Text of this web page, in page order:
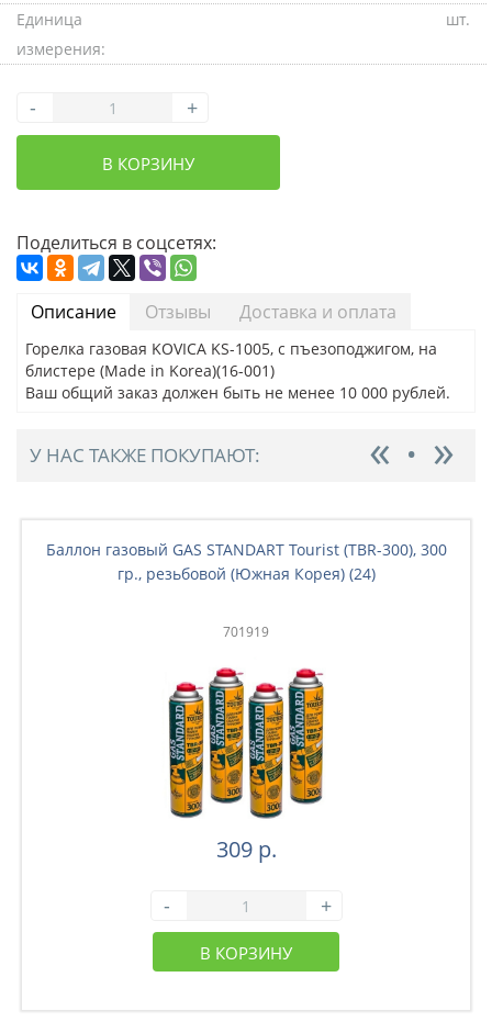
Единица
измерения:
шт.
- +
В КОРЗИНУ
Поделиться в соцсетях:
Описание Отзывы Доставка и оплата
Горелка газовая KOVICA KS-1005, с пъезоподжигом, на
блистере (Made in Korea)(16-001)
Ваш общий заказ должен быть не менее 10 000 рублей.
У НАС ТАКЖЕ ПОКУПАЮТ:
Баллон газовый GAS STANDART Tourist (TBR-300), 300
гр., резьбовой (Южная Корея) (24)
701919
309 р.
- +
В КОРЗИНУ